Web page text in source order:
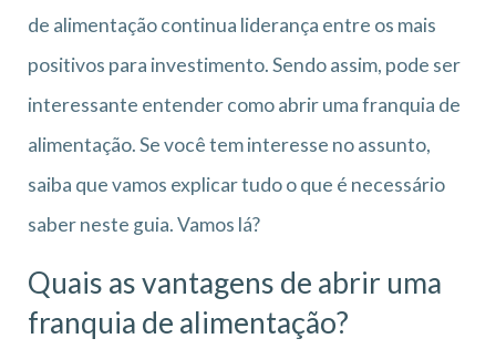
de alimentação continua liderança entre os mais
positivos para investimento. Sendo assim, pode ser
interessante entender como abrir uma franquia de
alimentação. Se você tem interesse no assunto,
saiba que vamos explicar tudo o que é necessário
saber neste guia. Vamos lá?
Quais as vantagens de abrir uma
franquia de alimentação?